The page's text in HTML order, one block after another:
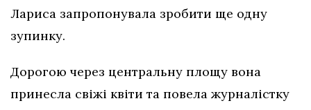
Лариса запропонувала зробити ще одну
зупинку.
Дорогою через центральну площу вона
принесла свіжі квіти та повела журналістку